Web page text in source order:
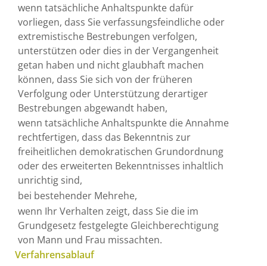
wenn tatsächliche Anhaltspunkte dafür
vorliegen, dass Sie verfassungsfeindliche oder
extremistische Bestrebungen verfolgen,
unterstützen oder dies in der Vergangenheit
getan haben und nicht glaubhaft machen
können, dass Sie sich von der früheren
Verfolgung oder Unterstützung derartiger
Bestrebungen abgewandt haben,
wenn tatsächliche Anhaltspunkte die Annahme
rechtfertigen, dass das Bekenntnis zur
freiheitlichen demokratischen Grundordnung
oder des erweiterten Bekenntnisses inhaltlich
unrichtig sind,
bei bestehender Mehrehe,
wenn Ihr Verhalten zeigt, dass Sie die im
Grundgesetz festgelegte Gleichberechtigung
von Mann und Frau missachten.
Verfahrensablauf